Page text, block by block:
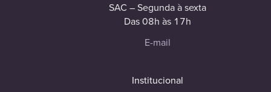
SAC – Segunda à sexta
Das 08h às 17h
E-mail
Institucional